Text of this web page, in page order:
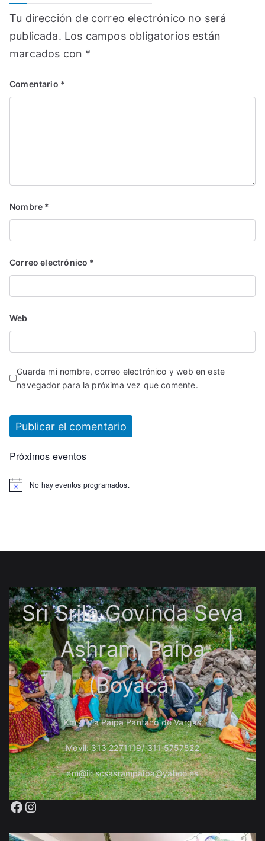
Tu dirección de correo electrónico no será
publicada. Los campos obligatorios están
marcados con *
Comentario *
Nombre *
Correo electrónico *
Web
Guarda mi nombre, correo electrónico y web en este
navegador para la próxima vez que comente.
Próximos eventos
No hay eventos programados.
Sri Srila Govinda Seva
Ashram, Paipa
(Boyacá)
Km 4 Vía Paipa Pantano de Vargas
Movil: 313 2271119/ 311 5757522
em@il: scsasrampaipa@yahoo.es
Facebook
Instagram